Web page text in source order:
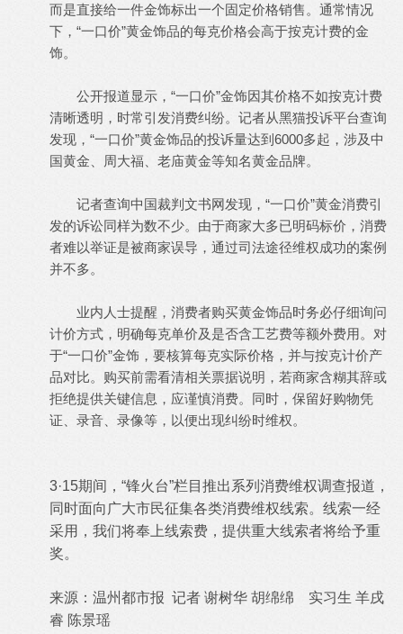
而是直接给一件金饰标出一个固定价格销售。通常情况
下，“一口价”黄金饰品的每克价格会高于按克计费的金
饰。
公开报道显示，“一口价”金饰因其价格不如按克计费
清晰透明，时常引发消费纠纷。记者从黑猫投诉平台查询
发现，“一口价”黄金饰品的投诉量达到6000多起，涉及中
国黄金、周大福、老庙黄金等知名黄金品牌。
记者查询中国裁判文书网发现，“一口价”黄金消费引
发的诉讼同样为数不少。由于商家大多已明码标价，消费
者难以举证是被商家误导，通过司法途径维权成功的案例
并不多。
业内人士提醒，消费者购买黄金饰品时务必仔细询问
计价方式，明确每克单价及是否含工艺费等额外费用。对
于“一口价”金饰，要核算每克实际价格，并与按克计价产
品对比。购买前需看清相关票据说明，若商家含糊其辞或
拒绝提供关键信息，应谨慎消费。同时，保留好购物凭
证、录音、录像等，以便出现纠纷时维权。
3·15期间，“锋火台”栏目推出系列消费维权调查报道，
同时面向广大市民征集各类消费维权线索。线索一经
采用，我们将奉上线索费，提供重大线索者将给予重
奖。
来源：温州都市报 记者 谢树华 胡绵绵 实习生 羊戌
睿 陈景瑶